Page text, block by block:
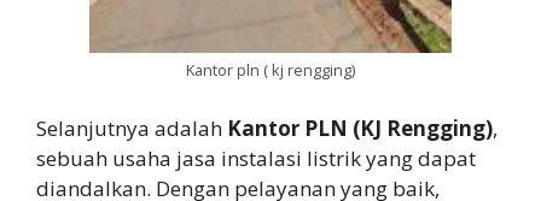
Kantor pln ( kj rengging)
Selanjutnya adalah Kantor PLN (KJ Rengging),
sebuah usaha jasa instalasi listrik yang dapat
diandalkan. Dengan pelayanan yang baik,